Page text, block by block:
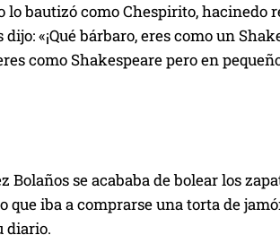
lo bautizó como Chespirito,
«¡Qué bárbaro, eres como un
como Shakespeare pero en
Bolaños se acababa de bolear los
iba a comprarse una torta de
diario.